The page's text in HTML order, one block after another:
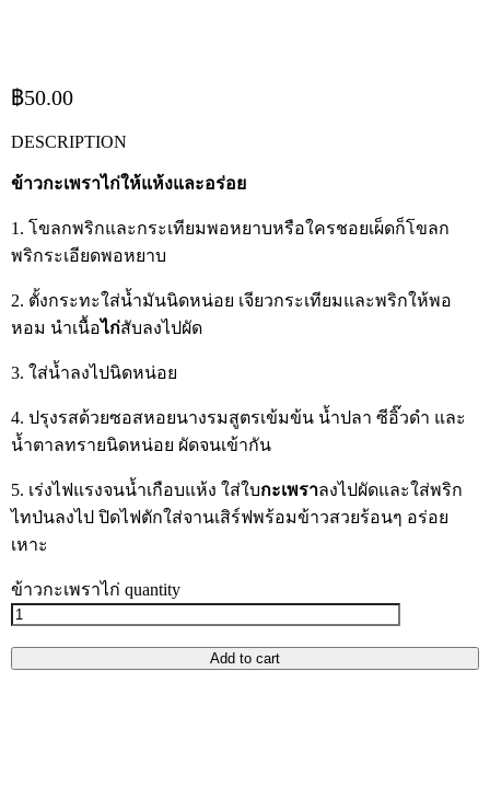
฿50.00
DESCRIPTION
ข้าวกะเพราไก่ให้แห้งและอร่อย
1. โขลกพริกและกระเทียมพอหยาบหรือใครชอยเผ็ดก็โขลก
พริกระเอียดพอหยาบ
2. ตั้งกระทะใส่น้ำมันนิดหน่อย เจียวกระเทียมและพริกให้พอ
หอม นำเนื้อไก่สับลงไปผัด
3. ใส่น้ำลงไปนิดหน่อย
4. ปรุงรสด้วยซอสหอยนางรมสูตรเข้มข้น น้ำปลา ซีอิ๊วดำ และ
น้ำตาลทรายนิดหน่อย ผัดจนเข้ากัน
5. เร่งไฟแรงจนน้ำเกือบแห้ง ใส่ใบกะเพราลงไปผัดและใส่พริก
ไทป่นลงไป ปิดไฟตักใส่จานเสิร์ฟพร้อมข้าวสวยร้อนๆ อร่อย
เหาะ
ข้าวกะเพราไก่ quantity
Add to cart